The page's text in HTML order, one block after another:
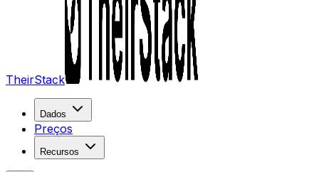
TheirStack
Dados
Preços
Recursos